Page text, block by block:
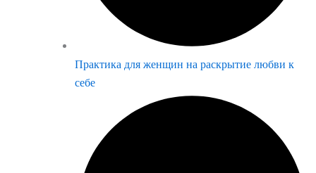
Практика для женщин на раскрытие любви к
себе